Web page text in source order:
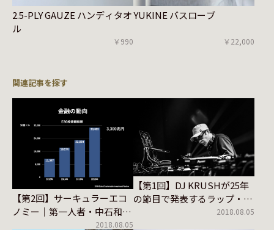
2.5-PLY GAUZE ハンディタオ
ル
￥990
YUKINE バスローブ
￥22,000
関連記事を探す
【第2回】サーキュラーエコ
ノミー｜第一人者・中石和良
2018.08.05
【第1回】DJ KRUSHが25年
の節目で発表するラップ・ア
2018.08.05